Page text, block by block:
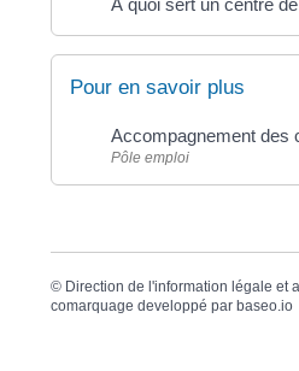
À quoi sert un centre
Pour en savoir plus
Accompagnement des
Pôle emploi
© Direction de l'information légale et
comarquage developpé par baseo.io